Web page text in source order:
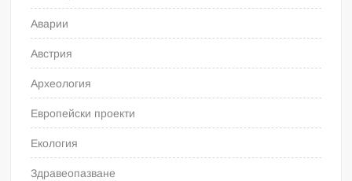
Аварии
Австрия
Археология
Европейски проекти
Екология
Здравеопазване